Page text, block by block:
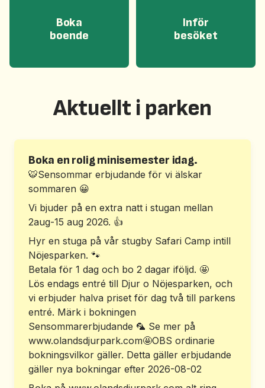
Boka
boende
Inför
besöket
Aktuellt i parken
Boka en rolig minisemester idag.
🐯Sensommar erbjudande för vi älskar
sommaren 😀
Vi bjuder på en extra natt i stugan mellan
2aug-15 aug 2026. 👍
Hyr en stuga på vår stugby Safari Camp intill
Nöjesparken. 🐾
Betala för 1 dag och bo 2 dagar iföljd. 🤩
Lös endags entré till Djur o Nöjesparken, och
vi erbjuder halva priset för dag två till parkens
entré. Märk i bokningen
Sensommarerbjudande 🦜 Se mer på
www.olandsdjurpark.com🤩OBS ordinarie
bokningsvilkor gäller. Detta gäller erbjudande
gäller nya bokningar efter 2026-08-02